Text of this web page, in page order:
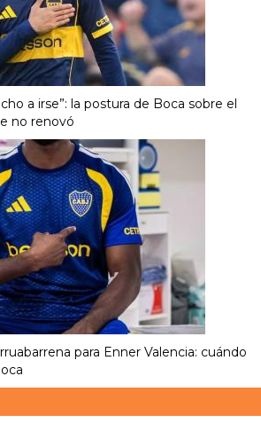
a irse”: la postura de Boca sobre el
no renovó
para Enner Valencia: cuándo